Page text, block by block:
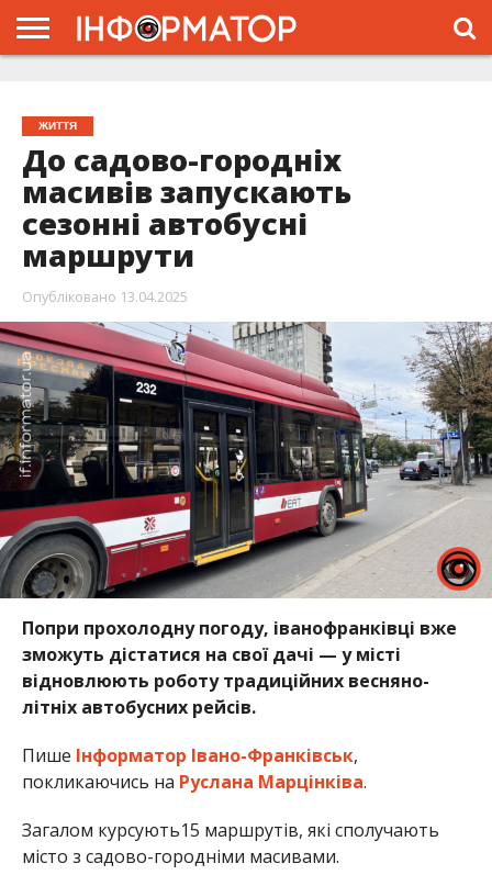
ЖИТТЯ
До садово-городніх
масивів запускають
сезонні автобусні
маршрути
Опубліковано 13.04.2025
Попри прохолодну погоду, іванофранківці вже
зможуть дістатися на свої дачі — у місті
відновлюють роботу традиційних весняно-
літніх автобусних рейсів.
Пише Інформатор Івано-Франківськ,
покликаючись на Руслана Марцінківа.
Загалом курсують15 маршрутів, які сполучають
місто з садово-городніми масивами.